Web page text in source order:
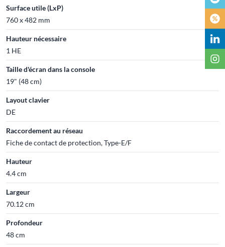
Surface utile (LxP)
760 x 482 mm
Hauteur nécessaire
1 HE
Taille d'écran dans la console
19" (48 cm)
Layout clavier
DE
Raccordement au réseau
Fiche de contact de protection, Type-E/F
Hauteur
4.4 cm
Largeur
70.12 cm
Profondeur
48 cm